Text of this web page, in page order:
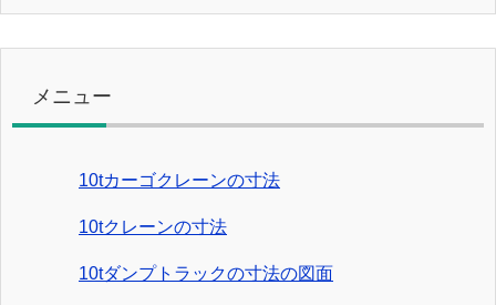
メニュー
10tカーゴクレーンの寸法
10tクレーンの寸法
10tダンプトラックの寸法の図面